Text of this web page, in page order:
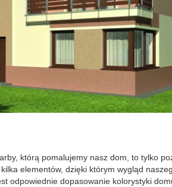
którą pomalujemy nasz dom, to tylko
elementów, dzięki którym wygląd
odpowiednie dopasowanie kolorystyki